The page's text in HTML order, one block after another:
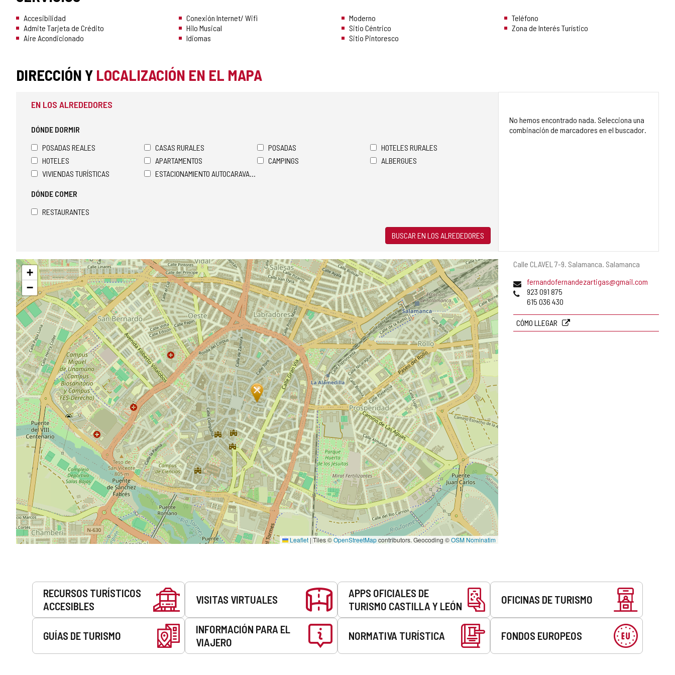
Accesibilidad
Admite Tarjeta de Crédito
Aire Acondicionado
Conexión Internet/ Wifi
Hilo Musical
Idiomas
Moderno
Sitio Céntrico
Sitio Pintoresco
Teléfono
Zona de Interés Turístico
DIRECCIÓN Y LOCALIZACIÓN EN EL MAPA
Dirección
Calle CLAVEL 7-9. Salamanca. Salamanca
Dirección
de
correo
fernandofernandezartigas@gmail.com
Teléfonos
923 091 875
615 036 430
CÓMO LLEGAR
EN LOS ALREDEDORES
DÓNDE DORMIR
POSADAS REALES
CASAS RURALES POSADAS
HOTELES RURALES
HOTELES
APARTAMENTOS CAMPINGS
ALBERGUES
VIVIENDAS TURÍSTICAS
ESTACIONAMIENTO AUTOCARAVANAS
DÓNDE COMER
RESTAURANTES
BUSCAR EN LOS ALREDEDORES
No hemos encontrado nada. Selecciona una
combinación de marcadores en el buscador.
Saltar
mapa
+
−
Leaflet | Tiles ©OpenStreetMapcontributors. Geocoding ©OSM Nominatim
Servicios
RECURSOS TURÍSTICOS
ACCESIBLES
VISITAS VIRTUALES
APPS OFICIALES DE
TURISMO CASTILLA Y LEÓN
OFICINAS DE TURISMO
GUÍAS DE TURISMO
INFORMACIÓN PARA EL
VIAJERO
NORMATIVA TURÍSTICA FONDOS EUROPEOS